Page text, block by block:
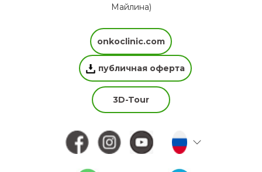
Майлина)
onkoclinic.com
публичная оферта
3D-Tour